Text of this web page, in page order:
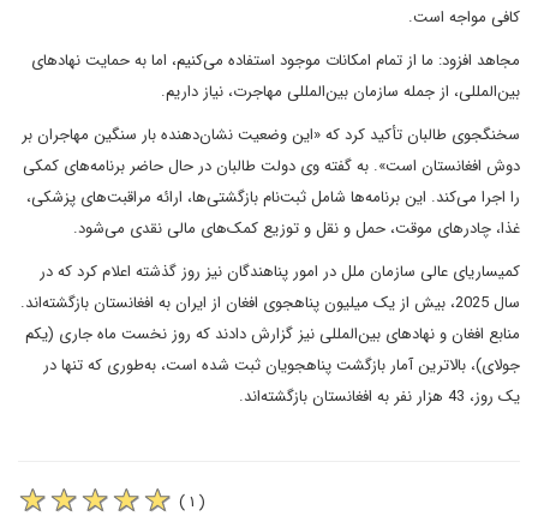
کافی مواجه است.
مجاهد افزود: ما از تمام امکانات موجود استفاده می‌کنیم، اما به حمایت نهادهای
بین‌المللی، از جمله سازمان بین‌المللی مهاجرت، نیاز داریم.
سخنگجوی طالبان تأکید کرد که «این وضعیت نشان‌دهنده بار سنگین مهاجران بر
دوش افغانستان است». به گفته وی دولت طالبان در حال حاضر برنامه‌های کمکی
را اجرا می‌کند. این برنامه‌ها شامل ثبت‌نام بازگشتی‌ها، ارائه مراقبت‌های پزشکی،
غذا، چادرهای موقت، حمل و نقل و توزیع کمک‌های مالی نقدی می‌شود.
کمیساریای عالی سازمان ملل در امور پناهندگان نیز روز گذشته اعلام کرد که در
سال 2025، بیش از یک میلیون پناهجوی افغان از ایران به افغانستان بازگشته‌اند.
منابع افغان و نهادهای بین‌المللی نیز گزارش دادند که روز نخست ماه جاری (یکم
جولای)، بالاترین آمار بازگشت پناهجویان ثبت شده است، به‌طوری که تنها در
یک روز، 43 هزار نفر به افغانستان بازگشته‌اند.
( ۱ )